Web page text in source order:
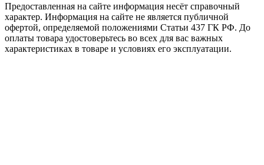
Предоставленная на сайте информация несёт справочный
характер. Информация на сайте не является публичной
офертой, определяемой положениями Статьи 437 ГК РФ. До
оплаты товара удостоверьтесь во всех для вас важных
характеристиках в товаре и условиях его эксплуатации.